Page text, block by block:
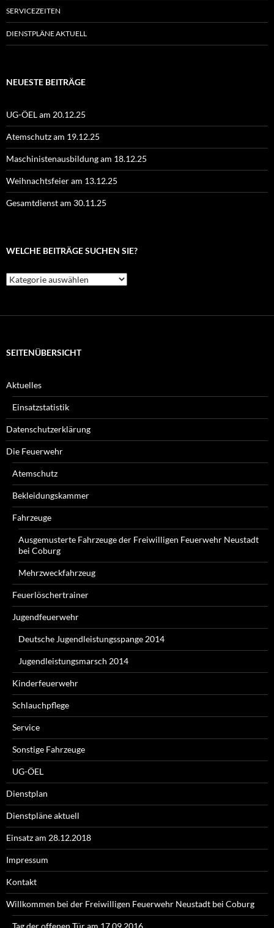
SERVICEZEITEN
DIENSTPLÄNE AKTUELL
NEUESTE BEITRÄGE
UG-ÖEL am 20.12.25
Atemschutz am 19.12.25
Maschinistenausbildung am 18.12.25
Weihnachtsfeier am 13.12.25
Gesamtdienst am 30.11.25
WELCHE BEITRÄGE SUCHEN SIE?
Welche
Beiträge
SEITENÜBERSICHT
Aktuelles
Einsatzstatistik
Datenschutzerklärung
Die Feuerwehr
Atemschutz
Bekleidungskammer
Fahrzeuge
Ausgemusterte Fahrzeuge der Freiwilligen Feuerwehr Neustadt
bei Coburg
Mehrzweckfahrzeug
Feuerlöschertrainer
Jugendfeuerwehr
Deutsche Jugendleistungsspange 2014
Jugendleistungsmarsch 2014
Kinderfeuerwehr
Schlauchpflege
Service
Sonstige Fahrzeuge
UG-ÖEL
Dienstplan
Dienstpläne aktuell
Einsatz am 28.12.2018
Impressum
Kontakt
Willkommen bei der Freiwilligen Feuerwehr Neustadt bei Coburg